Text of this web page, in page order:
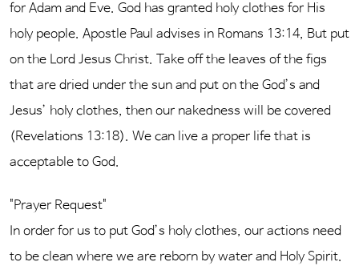
for Adam and Eve. God has granted holy clothes for His
holy people. Apostle Paul advises in Romans 13:14, But put
on the Lord Jesus Christ. Take off the leaves of the figs
that are dried under the sun and put on the God’s and
Jesus’ holy clothes, then our nakedness will be covered
(Revelations 13:18). We can live a proper life that is
acceptable to God.
"Prayer Request"
In order for us to put God’s holy clothes, our actions need
to be clean where we are reborn by water and Holy Spirit.